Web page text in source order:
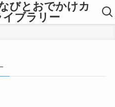
びとおでかけカ
ブラリー